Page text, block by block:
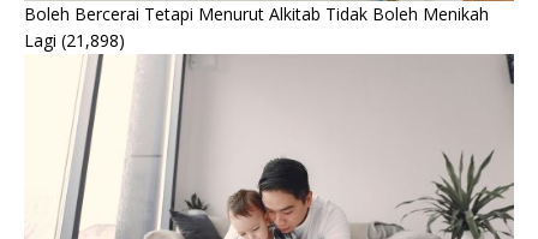
Boleh Bercerai Tetapi Menurut Alkitab Tidak Boleh Menikah
Lagi (21,898)